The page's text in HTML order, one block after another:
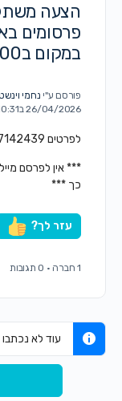
במקום ב2000 ש"ח
פורסם ע"ינחמי
26/04/2026 ב10:31 pm
לפרטים 052-7142439
*** אין לפרסם
כך ***
עזר לך?
· 0 תגובות
עוד לא נכתבו